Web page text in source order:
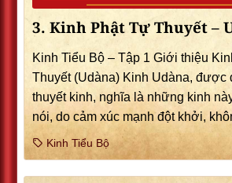
3. Kinh Phật Tự Thuyết –
Kinh Tiểu Bộ – Tập 1 Giới thiệu
Thuyết (Udàna) Kinh Udàna, được
thuyết kinh, nghĩa là những kinh
nói, do cảm xúc mạnh đột khởi,
Kinh Tiểu Bộ